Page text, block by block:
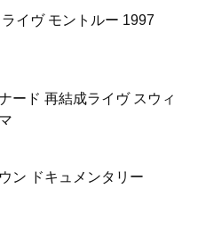
イヴ モントルー 1997
ード 再結成ライヴ スウィ
ン ドキュメンタリー